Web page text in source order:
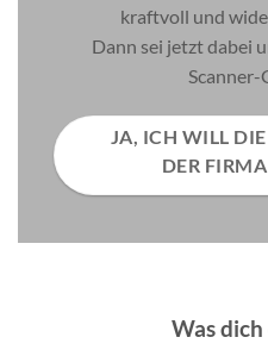
kraftvoll und
Dann sei jetzt dabei
Scanner-
JA, ICH WILL
DER
Was